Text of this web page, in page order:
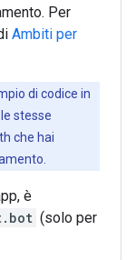
Per
Ambiti per
di codice in
stesse
che hai
è
(solo per